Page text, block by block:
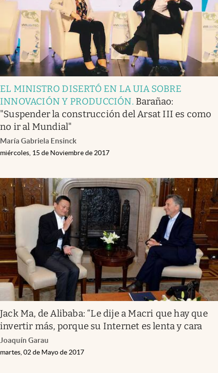
EL MINISTRO DISERTÓ EN LA UIA SOBRE
INNOVACIÓN Y PRODUCCIÓN. Barañao:
"Suspender la construcción del Arsat III es como
no ir al Mundial"
María Gabriela Ensinck
miércoles, 15 de Noviembre de 2017
Jack Ma, de Alibaba: “Le dije a Macri que hay que
invertir más, porque su Internet es lenta y cara
Joaquín Garau
martes, 02 de Mayo de 2017